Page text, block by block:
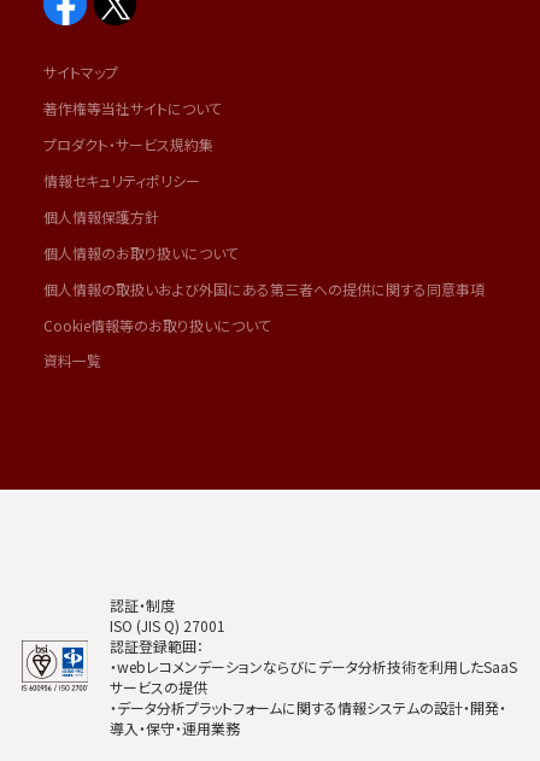
サイトマップ
著作権等当社サイトについて
プロダクト・サービス規約集
情報セキュリティポリシー
個人情報保護方針
個人情報のお取り扱いについて
個人情報の取扱いおよび外国にある第三者への提供に関する同意事項
Cookie情報等のお取り扱いについて
資料一覧
認証・制度
ISO (JIS Q) 27001
認証登録範囲：
・webレコメンデーションならびにデータ分析技術を利用したSaaS
サービスの提供
・データ分析プラットフォームに関する情報システムの設計・開発・
導入・保守・運用業務